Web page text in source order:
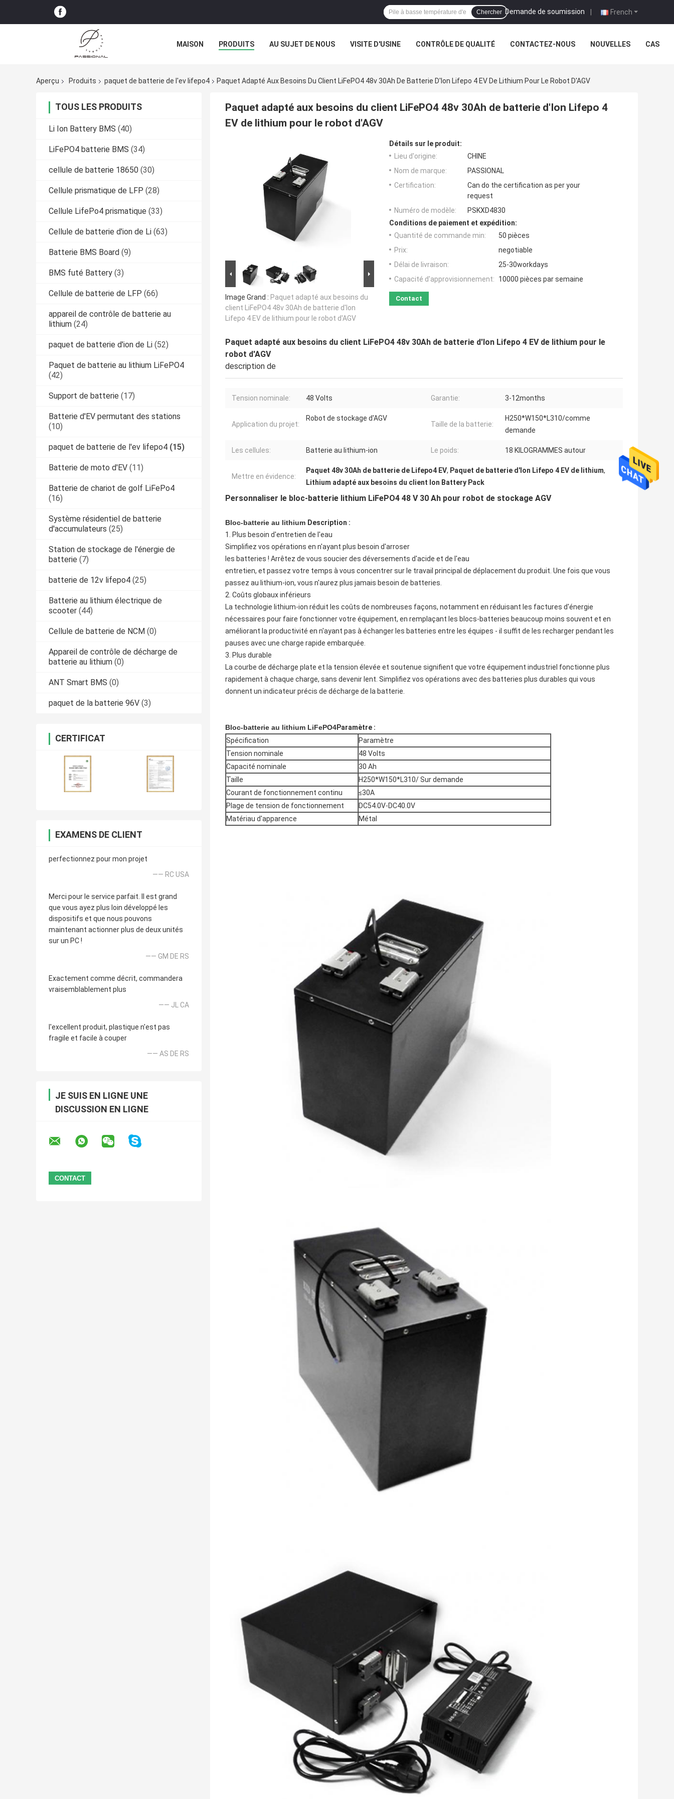
French
Demande de soumission |
Chercher
MAISON PRODUITS AU SUJET DE NOUS VISITE D'USINE CONTRÔLE DE QUALITÉ CONTACTEZ-NOUS NOUVELLES CAS
Aperçu Produits paquet de batterie de l'ev lifepo4 Paquet Adapté Aux Besoins Du Client LiFePO4 48v 30Ah De Batterie D'Ion Lifepo 4 EV De Lithium Pour Le Robot D'AGV
TOUS LES PRODUITS
Li Ion Battery BMS (40)
LiFePO4 batterie BMS (34)
cellule de batterie 18650 (30)
Cellule prismatique de LFP (28)
Cellule LifePo4 prismatique (33)
Cellule de batterie d'ion de Li (63)
Batterie BMS Board (9)
BMS futé Battery (3)
Cellule de batterie de LFP (66)
appareil de contrôle de batterie au
lithium (24)
paquet de batterie d'ion de Li (52)
Paquet de batterie au lithium LiFePO4
(42)
Support de batterie (17)
Batterie d'EV permutant des stations
(10)
paquet de batterie de l'ev lifepo4 (15)
Batterie de moto d'EV (11)
Batterie de chariot de golf LiFePo4
(16)
Système résidentiel de batterie
d'accumulateurs (25)
Station de stockage de l'énergie de
batterie (7)
batterie de 12v lifepo4 (25)
Batterie au lithium électrique de
scooter (44)
Cellule de batterie de NCM (0)
Appareil de contrôle de décharge de
batterie au lithium (0)
ANT Smart BMS (0)
paquet de la batterie 96V (3)
CERTIFICAT
EXAMENS DE CLIENT
perfectionnez pour mon projet
—— RC USA
Merci pour le service parfait. Il est grand
que vous ayez plus loin développé les
dispositifs et que nous pouvons
maintenant actionner plus de deux unités
sur un PC !
—— GM DE RS
Exactement comme décrit, commandera
vraisemblablement plus
—— JL CA
l'excellent produit, plastique n'est pas
fragile et facile à couper
—— AS DE RS
JE SUIS EN LIGNE UNE
DISCUSSION EN LIGNE
Paquet adapté aux besoins du client LiFePO4 48v 30Ah de batterie d'Ion Lifepo 4
EV de lithium pour le robot d'AGV
Image Grand : Paquet adapté aux besoins du
client LiFePO4 48v 30Ah de batterie d'Ion
Lifepo 4 EV de lithium pour le robot d'AGV
Détails sur le produit:
Lieu d'origine:
CHINE
Nom de marque:
PASSIONAL
Certification:
Can do the certification as per your
request
Numéro de modèle:
PSKXD4830
Conditions de paiement et expédition:
Quantité de commande min:
50 pièces
Prix:
negotiable
Délai de livraison:
25-30workdays
Capacité d'approvisionnement:
10000 pièces par semaine
Contact
Paquet adapté aux besoins du client LiFePO4 48v 30Ah de batterie d'Ion Lifepo 4 EV de lithium pour le
robot d'AGV
description de
Tension nominale: 48 Volts Garantie: 3-12months
Application du projet:
Robot de stockage d'AGV
Taille de la batterie:
H250*W150*L310/comme
demande
Les cellules: Batterie au lithium-ion Le poids: 18 KILOGRAMMES autour
Mettre en évidence:
Paquet 48v 30Ah de batterie de Lifepo4 EV, Paquet de batterie d'Ion Lifepo 4 EV de lithium,
Lithium adapté aux besoins du client Ion Battery Pack
Personnaliser le bloc-batterie lithium LiFePO4 48 V 30 Ah pour robot de stockage AGV
Bloc-batterie au lithium Description :
1. Plus besoin d'entretien de l'eau
Simplifiez vos opérations en n'ayant plus besoin d'arroser
les batteries ! Arrêtez de vous soucier des déversements d'acide et de l'eau
entretien, et passez votre temps à vous concentrer sur le travail principal de déplacement du produit. Une fois que vous
passez au lithium-ion, vous n'aurez plus jamais besoin de batteries.
2. Coûts globaux inférieurs
La technologie lithium-ion réduit les coûts de nombreuses façons, notamment en réduisant les factures d'énergie
nécessaires pour faire fonctionner votre équipement, en remplaçant les blocs-batteries beaucoup moins souvent et en
améliorant la productivité en n'ayant pas à échanger les batteries entre les équipes - il suffit de les recharger pendant les
pauses avec une charge rapide embarquée.
3. Plus durable
La courbe de décharge plate et la tension élevée et soutenue signifient que votre équipement industriel fonctionne plus
rapidement à chaque charge, sans devenir lent. Simplifiez vos opérations avec des batteries plus durables qui vous
donnent un indicateur précis de décharge de la batterie.
Bloc-batterie au lithium LiFePO4Paramètre :
Spécification
Paramètre
Tension nominale
48 Volts
Capacité nominale
30 Ah
Taille
H250*W150*L310/ Sur demande
Courant de fonctionnement continu
≤30A
Plage de tension de fonctionnement
DC54.0V-DC40.0V
Matériau d'apparence
Métal